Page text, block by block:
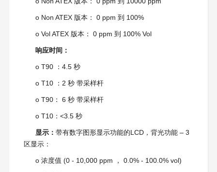
o Non ATEX 版本： 0 ppm 到 100%
o Vol ATEX 版本： 0 ppm 到 100% Vol
响应时间：
o T90 ：4.5 秒
o T10 ：2 秒 带采样杆
o T90： 6 秒 带采样杆
o T10：<3.5 秒
显示： 带有数字图形显示功能的LCD，背光功能 – 3
区显示：
o 浓度值 (0 - 10,000 ppm ， 0.0% - 100.0% vol)